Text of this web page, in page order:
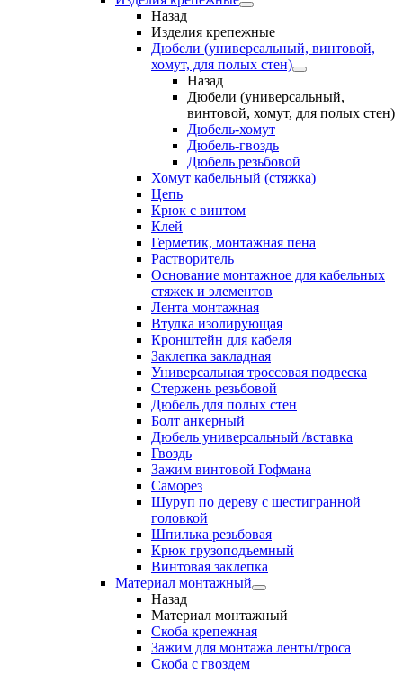
Назад
Изделия крепежные
Дюбели (универсальный, винтовой,
хомут, для полых стен)
Назад
Дюбели (универсальный,
винтовой, хомут, для полых стен)
Дюбель-хомут
Дюбель-гвоздь
Дюбель резьбовой
Хомут кабельный (стяжка)
Цепь
Крюк с винтом
Клей
Герметик, монтажная пена
Растворитель
Основание монтажное для кабельных
стяжек и элементов
Лента монтажная
Втулка изолирующая
Кронштейн для кабеля
Заклепка закладная
Универсальная троссовая подвеска
Стержень резьбовой
Дюбель для полых стен
Болт анкерный
Дюбель универсальный /вставка
Гвоздь
Зажим винтовой Гофмана
Саморез
Шуруп по дереву с шестигранной
головкой
Шпилька резьбовая
Крюк грузоподъемный
Винтовая заклепка
Материал монтажный
Назад
Материал монтажный
Скоба крепежная
Зажим для монтажа ленты/троса
Скоба с гвоздем